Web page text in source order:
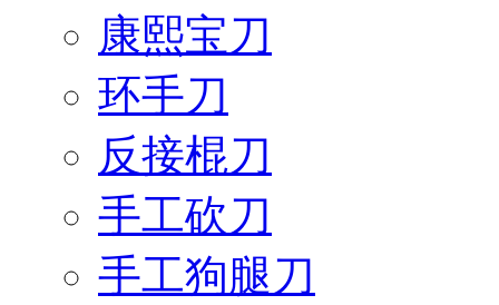
康熙宝刀
环手刀
反接棍刀
手工砍刀
手工狗腿刀